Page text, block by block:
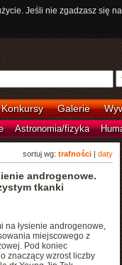
Jeśli nie zgadzasz się
Konkursy Galerie
Astronomia/fizyka
sortuj wg: trafności| daty
androgenowe.
tkanki
na łysienie androgenowe,
miejscowego z
Pod koniec
znaczący wzrost liczby